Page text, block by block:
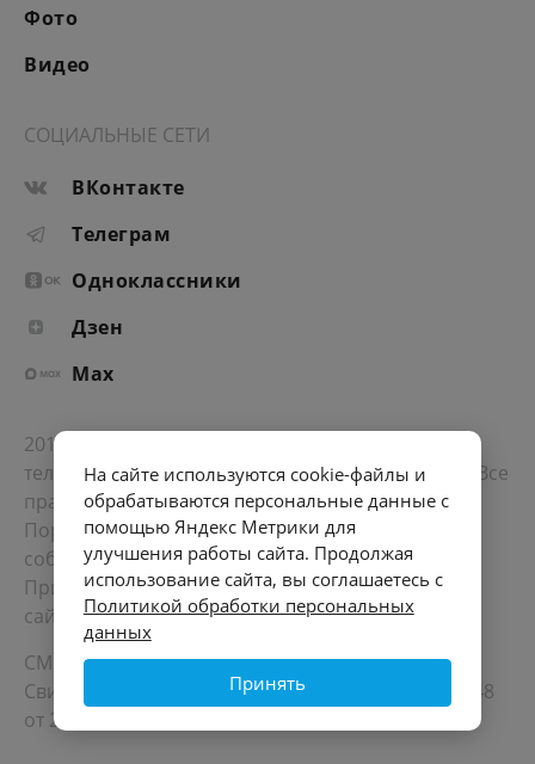
Фото
Видео
СОЦИАЛЬНЫЕ СЕТИ
ВКонтакте
Телеграм
Одноклассники
Дзен
Max
2012-2026 © Портал «Электронное интернет-
телевидение правительства Санкт-Петербурга». Все
права защищены.
Портал Санкт-Петербурга- о его людях, жизни,
событиях, последних новостях.
При перепечатке материалов, прямая ссылка на
сайт обязательна. Возрастное ограничение 12+.
СМИ
Свидетельство Роскомнадзора ЭЛ № ФС 77 - 72748
от 22.05.2018
На сайте используются cookie-файлы и
обрабатываются персональные данные с
помощью Яндекс Метрики для
улучшения работы сайта. Продолжая
использование сайта, вы соглашаетесь с
Политикой обработки персональных
данных
Принять